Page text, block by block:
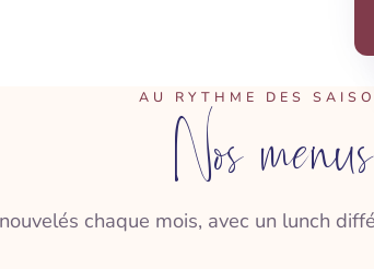
AU RYTHME DES
Nos menus
chaque mois, avec un lunch